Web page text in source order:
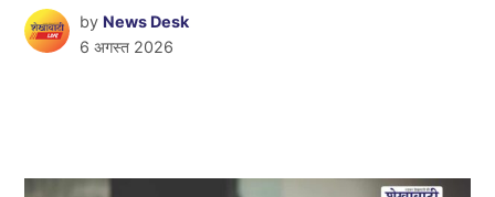
by News Desk
6 अगस्त 2026